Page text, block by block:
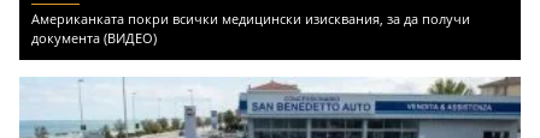
Американката покри всички медицински изисквания, за да получи
документа (ВИДЕО)